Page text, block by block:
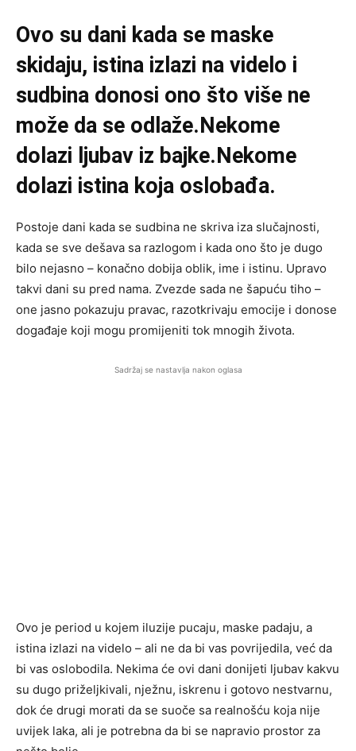
Ovo su dani kada se maske
skidaju, istina izlazi na videlo i
sudbina donosi ono što više ne
može da se odlaže.Nekome
dolazi ljubav iz bajke.Nekome
dolazi istina koja oslobađa.
Postoje dani kada se sudbina ne skriva iza slučajnosti,
kada se sve dešava sa razlogom i kada ono što je dugo
bilo nejasno – konačno dobija oblik, ime i istinu. Upravo
takvi dani su pred nama. Zvezde sada ne šapuću tiho –
one jasno pokazuju pravac, razotkrivaju emocije i donose
događaje koji mogu promijeniti tok mnogih života.
Sadržaj se nastavlja nakon oglasa
Ovo je period u kojem iluzije pucaju, maske padaju, a
istina izlazi na videlo – ali ne da bi vas povrijedila, već da
bi vas oslobodila. Nekima će ovi dani donijeti ljubav kakvu
su dugo priželjkivali, nježnu, iskrenu i gotovo nestvarnu,
dok će drugi morati da se suoče sa realnošću koja nije
uvijek laka, ali je potrebna da bi se napravio prostor za